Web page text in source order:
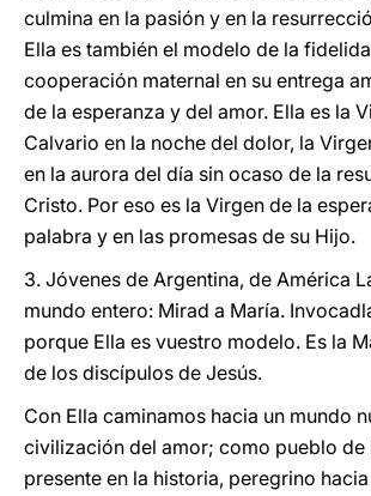
culmina en la pasión y en la
Ella es también el modelo de la
cooperación maternal en su entrega
de la esperanza y del amor. Ella es la
Calvario en la noche del dolor, la
en la aurora del día sin ocaso de la
Cristo. Por eso es la Virgen de la
palabra y en las promesas de su Hijo.
3. Jóvenes de Argentina, de América
mundo entero: Mirad a María.
porque Ella es vuestro modelo. Es la
de los discípulos de Jesús.
Con Ella caminamos hacia un mundo
civilización del amor; como pueblo de
presente en la historia, peregrino